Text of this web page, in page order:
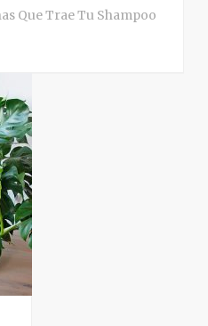
Que Trae Tu Shampoo